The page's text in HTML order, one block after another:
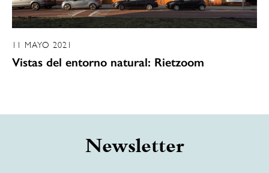
11 MAYO 2021
Vistas del entorno natural: Rietzoom
Newsletter